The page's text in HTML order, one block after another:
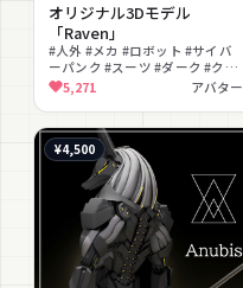
オリジナル3Dモデル
「Raven」
#人外 #メカ #ロボット #サイバ
ーパンク #スーツ #ダーク #クー
ル #男性向け #VRChat #アバタ
5,271 アバター
¥4,500